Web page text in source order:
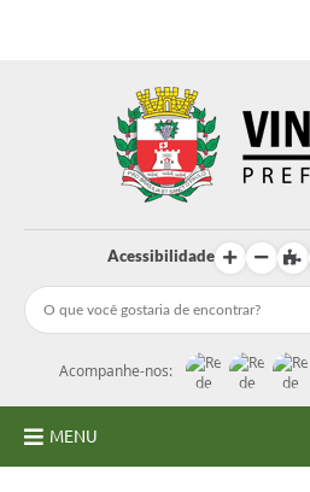
Acessibilidade
Acompanhe-nos:
MENU